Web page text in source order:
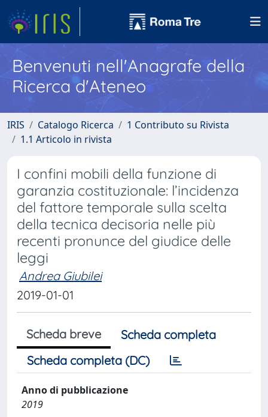
Benvenuti nell'Anagrafe della
Ricerca d'Ateneo
IRIS Catalogo Ricerca
1 Contributo su Rivista
1.1 Articolo in rivista
I confini mobili della funzione di
garanzia costituzionale: l’incidenza
del fattore temporale sulla scelta
della tecnica decisoria nelle più
recenti pronunce del giudice delle
leggi
Andrea Giubilei
2019-01-01
Scheda breve
Scheda completa
Scheda completa (DC)
Anno di pubblicazione
2019